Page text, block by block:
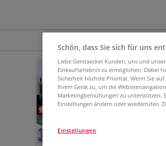
Schön, dass Sie sich für uns
Liebe Gerstaecker Kunden, uns und
Einkaufserlebnis zu ermöglichen. Dabei
Sicherheit höchste Priorität. Wenn Sie
Ihrem Gerät zu, um die
Marketingbemühungen zu unterstützen.
Einstellungen ändern oder wiederrufen.
Einstellungen